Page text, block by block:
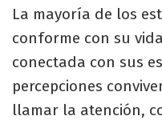
La mayoría de los
conforme con su
conectada con sus
percepciones
llamar la atención,